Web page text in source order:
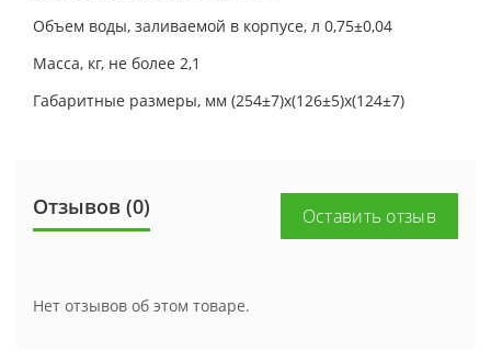
Объем воды, заливаемой в корпусе, л 0,75±0,04
Масса, кг, не более 2,1
Габаритные размеры, мм (254±7)х(126±5)х(124±7)
Отзывов (0) Оставить отзыв
Нет отзывов об этом товаре.